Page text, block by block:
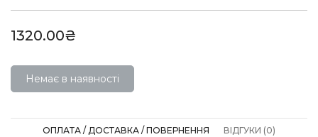
1320.00₴
Немає в наявності
ОПЛАТА / ДОСТАВКА / ПОВЕРНЕННЯ ВІДГУКИ (0)